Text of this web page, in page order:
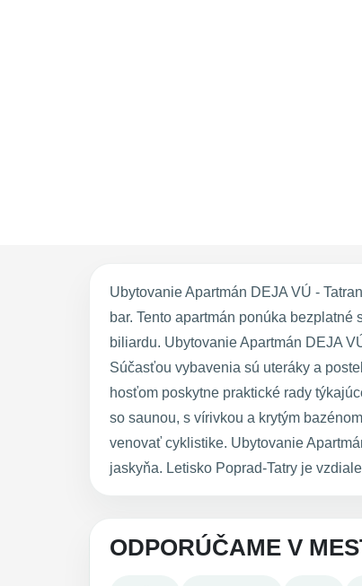
Ubytovanie Apartmán DEJA VÚ -
bar. Tento apartmán ponúka
biliardu. Ubytovanie Apartmán DEJA
Súčasťou vybavenia sú uteráky a
hosťom poskytne praktické rady
so saunou, s vírivkou a krytým
venovať cyklistike. Ubytovanie
jaskyňa. Letisko Poprad-Tatry je
ODPORÚČAME V